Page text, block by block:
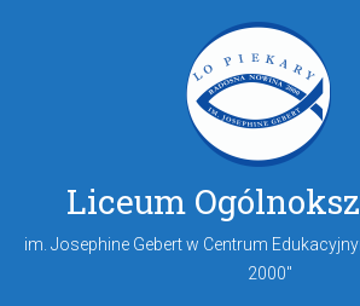
Liceum
im. Josephine Gebert w Centrum
2000"